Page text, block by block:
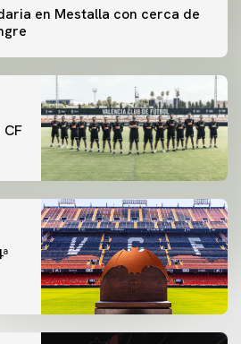
en Mestalla con cerca de